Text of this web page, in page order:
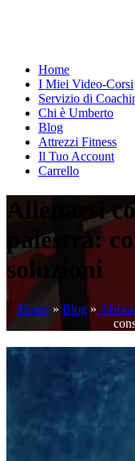
Home
I Miei Video-Corsi
Servizio di
Chi è Umberto
Blog
Attrezzi Fitness
Il Tuo Account
Carrello
Allenarsi
palestra:
soluzioni
Home» Blog»